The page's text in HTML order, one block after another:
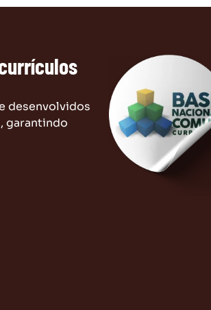
desenvolvidos
garantindo